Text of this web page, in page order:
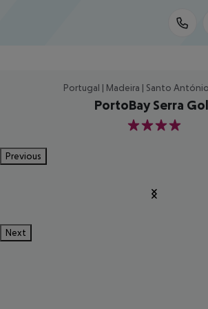
Portugal | Madeira | Santo
PortoBay Serra
4
Previous
Next